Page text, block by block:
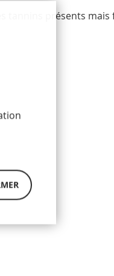
présents mais